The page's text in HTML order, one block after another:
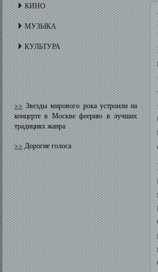
КИНО
МУЗЫКА
КУЛЬТУРА
>>Звезды мирового рока устроили на
концерте в Москве феерию в лучших
традициях жанра
>>Дорогие голоса